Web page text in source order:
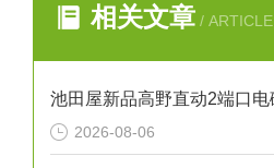
相关文章 / ARTICLE
2026-08-06